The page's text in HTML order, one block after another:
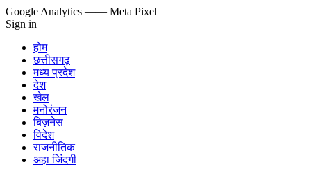
Google Analytics —— Meta Pixel
Sign in
होम
छत्तीसगढ़
मध्य प्रदेश
देश
खेल
मनोरंजन
बिज़नेस
विदेश
राजनीतिक
अहा जिंदगी